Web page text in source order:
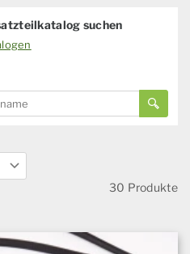
suchen
30 Produkte